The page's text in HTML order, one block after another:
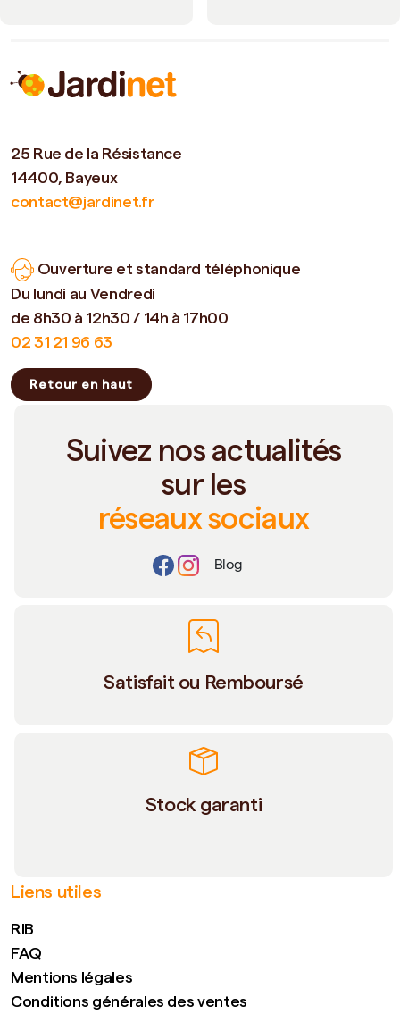
25 Rue de la Résistance
14400, Bayeux
contact@jardinet.fr
Ouverture et standard téléphonique
Du lundi au Vendredi
de 8h30 à 12h30 / 14h à 17h00
02 31 21 96 63
Retour en haut
Suivez nos actualités
sur les
réseaux sociaux
Blog
Satisfait ou Remboursé
Stock garanti
Liens utiles
RIB
FAQ
Mentions légales
Conditions générales des ventes